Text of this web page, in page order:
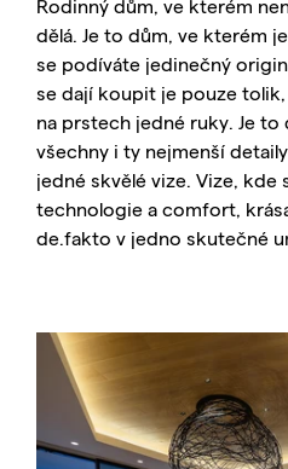
Rodinný dům, ve kterém
dělá. Je to dům, ve kterém
se podíváte jedinečný
se dají koupit je pouze
na prstech jedné ruky. Je
všechny i ty nejmenší
jedné skvělé vize. Vize, kde
technologie a comfort,
de.fakto v jedno skutečné